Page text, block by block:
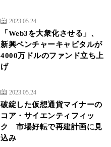
2023.05.24
「Web3を大衆化させる」、
新興ベンチャーキャピタルが
4000万ドルのファンド立ち上
げ
2023.05.24
破綻した仮想通貨マイナーの
コア・サイエンティフィッ
ク 市場好転で再建計画に見
込み